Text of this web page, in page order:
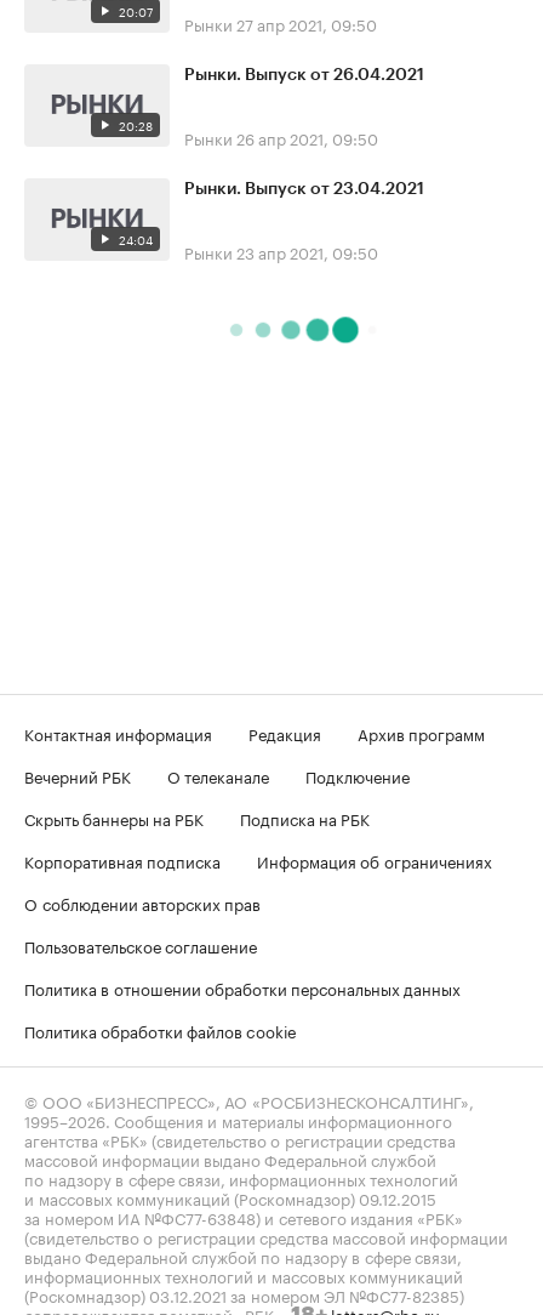
20:07 Рынки 27 апр 2021, 09:50
20:28
Рынки. Выпуск от 26.04.2021
Рынки 26 апр 2021, 09:50
24:04
Рынки. Выпуск от 23.04.2021
Рынки 23 апр 2021, 09:50
Контактная информация Редакция
Архив программ
Вечерний РБК
О телеканале
Подключение
Скрыть баннеры на РБК
Подписка на РБК
Корпоративная подписка
Информация об ограничениях
О соблюдении авторских прав
Пользовательское соглашение
Политика в отношении обработки персональных данных
Политика обработки файлов cookie
© ООО «БИЗНЕСПРЕСС», АО «РОСБИЗНЕСКОНСАЛТИНГ»,
1995–2026 . Сообщения и материалы информационного
агентства «РБК» (свидетельство о регистрации средства
массовой информации выдано Федеральной службой
по надзору в сфере связи, информационных технологий
и массовых коммуникаций (Роскомнадзор) 09.12.2015
за номером ИА №ФС77-63848) и сетевого издания «РБК»
(свидетельство о регистрации средства массовой информации
выдано Федеральной службой по надзору в сфере связи,
информационных технологий и массовых коммуникаций
(Роскомнадзор) 03.12.2021 за номером ЭЛ №ФС77-82385)